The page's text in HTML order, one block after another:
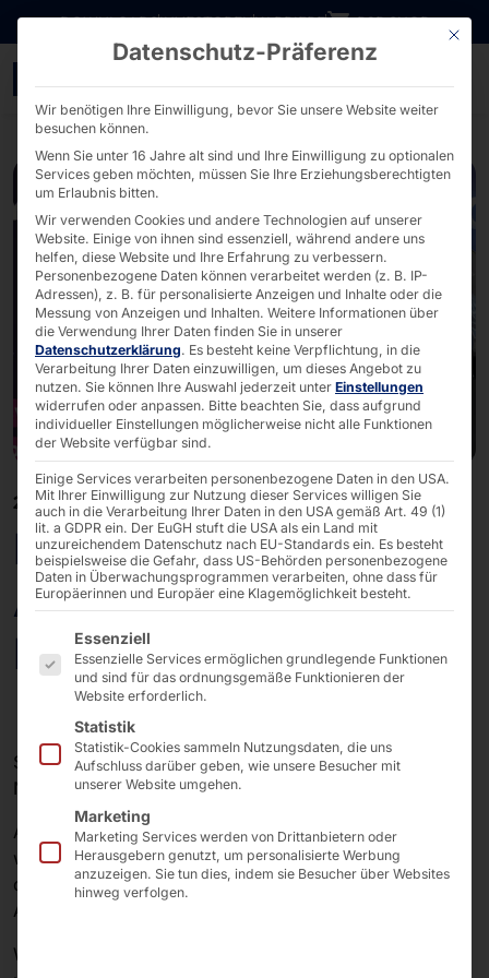
Direkt zum Inhalt wechseln
DOWNLOADSINVESTORENKARRIERE B2B SHOP
25/09/2023
Pyramid North
America Inc. auf
IAAPA Expo 2023
SAVE THE DATE: IAAPA EXPO in Orlando – 14. bis 17.
November 2023
Aufregende Neuigkeiten!Pyramid North America Inc
wird auf derIAAPA Expo 2023in Orlando ausstellen –
der weltweit wichtigsten Veranstaltung der
Attraktionsbranche.
Wir laden alle unsere Kunden und Partner herzlich ein,
Mit
Datenschutz-Präferenz
Wir benötigen Ihre Einwilligung, bevor Sie unsere Website weiter
besuchen können.
Wenn Sie unter 16 Jahre alt sind und Ihre Einwilligung zu optionalen
Services geben möchten, müssen Sie Ihre Erziehungsberechtigten
um Erlaubnis bitten.
Wir verwenden Cookies und andere Technologien auf unserer
Website. Einige von ihnen sind essenziell, während andere uns
helfen, diese Website und Ihre Erfahrung zu verbessern.
Personenbezogene Daten können verarbeitet werden (z. B. IP-
Adressen), z. B. für personalisierte Anzeigen und Inhalte oder die
Messung von Anzeigen und Inhalten. Weitere Informationen über
die Verwendung Ihrer Daten finden Sie in unserer
Datenschutzerklärung. Es besteht keine Verpflichtung, in die
Verarbeitung Ihrer Daten einzuwilligen, um dieses Angebot zu
nutzen. Sie können Ihre Auswahl jederzeit unter Einstellungen
widerrufen oder anpassen. Bitte beachten Sie, dass aufgrund
individueller Einstellungen möglicherweise nicht alle Funktionen
der Website verfügbar sind.
Einige Services verarbeiten personenbezogene Daten in den USA.
Mit Ihrer Einwilligung zur Nutzung dieser Services willigen Sie
auch in die Verarbeitung Ihrer Daten in den USA gemäß Art. 49 (1)
lit. a GDPR ein. Der EuGH stuft die USA als ein Land mit
unzureichendem Datenschutz nach EU-Standards ein. Es besteht
beispielsweise die Gefahr, dass US-Behörden personenbezogene
Daten in Überwachungsprogrammen verarbeiten, ohne dass für
Europäerinnen und Europäer eine Klagemöglichkeit besteht.
Es folgt eine Liste der Service-Gruppen, für die eine
Essenziell
Essenzielle Services ermöglichen grundlegende Funktionen
und sind für das ordnungsgemäße Funktionieren der
Website erforderlich.
Statistik
Statistik-Cookies sammeln Nutzungsdaten, die uns
Aufschluss darüber geben, wie unsere Besucher mit
unserer Website umgehen.
Marketing
Marketing Services werden von Drittanbietern oder
Herausgebern genutzt, um personalisierte Werbung
anzuzeigen. Sie tun dies, indem sie Besucher über Websites
hinweg verfolgen.